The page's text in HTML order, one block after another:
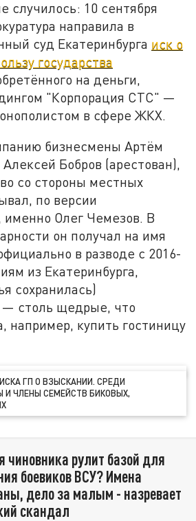
случилось: 10 сентября
направила в
суд Екатеринбурга иск о
государства
на деньги,
"Корпорация СТС" —
в сфере ЖКХ.
бизнесмены Артём
Алексей Бобров (арестован),
со стороны местных
по версии
именно Олег Чемезов. В
он получал на имя
в разводе с 2016-
из Екатеринбурга,
сохранилась)
— столь щедрые, что
например, купить гостиницу
ИСКА ГП О ВЗЫСКАНИИ. СРЕДИ
ЧЛЕНЫ СЕМЕЙСТВ БИКОВЫХ,
чиновника рулит базой для
боевиков ВСУ? Имена
дело за малым - назревает
скандал